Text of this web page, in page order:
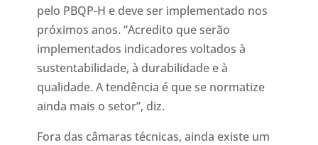
pelo PBQP-H e deve ser implementado nos
próximos anos. “Acredito que serão
implementados indicadores voltados à
sustentabilidade, à durabilidade e à
qualidade. A tendência é que se normatize
ainda mais o setor”, diz.
Fora das câmaras técnicas, ainda existe um